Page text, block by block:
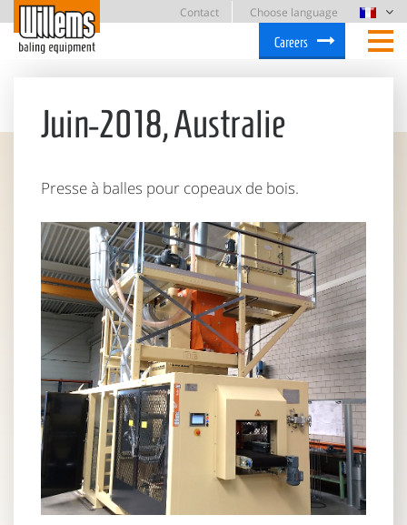
Contact
Choose language
Careers
Juin-2018, Australie
Presse à balles pour copeaux de bois.